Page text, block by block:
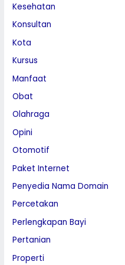
Kesehatan
Konsultan
Kota
Kursus
Manfaat
Obat
Olahraga
Opini
Otomotif
Paket Internet
Penyedia Nama Domain
Percetakan
Perlengkapan Bayi
Pertanian
Properti